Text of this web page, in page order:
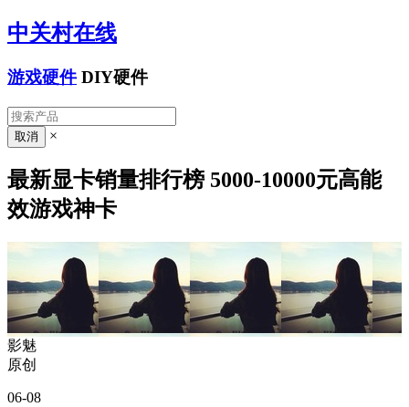
中关村在线
游戏硬件 DIY硬件
×
最新显卡销量排行榜 5000-10000元高能
效游戏神卡
影魅
原创
06-08